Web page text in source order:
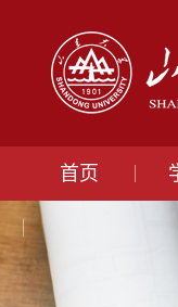
首页